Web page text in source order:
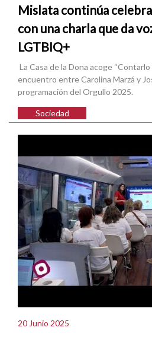
Mislata continúa
con una charla que da
LGTBIQ+
La Casa de la Dona acoge
encuentro entre Carolina Marzá y
programación del Orgullo 2025.
Sociedad
20 Junio 2025